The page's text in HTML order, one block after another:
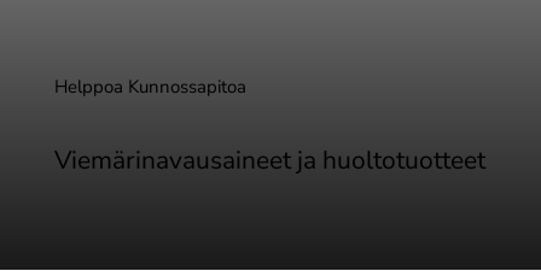
Helppoa Kunnossapitoa
Viemärinavausaineet ja huoltotuotteet